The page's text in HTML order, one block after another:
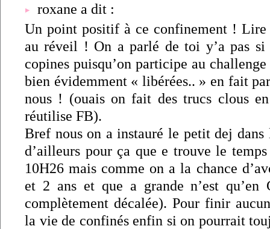
roxane a dit :
Un point positif à ce confinement !
au réveil ! On a parlé de toi y’a pas si
copines puisqu’on participe au
bien évidemment « libérées.. » en fait
nous ! (ouais on fait des trucs clous
réutilise FB).
Bref nous on a instauré le petit dej
d’ailleurs pour ça que e trouve le
10H26 mais comme on a la chance
et 2 ans et que a grande n’est
complètement décalée). Pour finir
la vie de confinés enfin si on pourrait